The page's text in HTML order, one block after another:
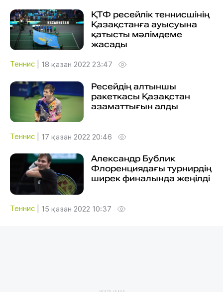
ҚТФ ресейлік теннисшінің
Қазақстанға ауысуына
қатысты мәлімдеме
жасады
Теннис 18 қазан 2022 23:47
Ресейдің алтыншы
ракеткасы Қазақстан
азаматтығын алды
Теннис 17 қазан 2022 20:46
Александр Бублик
Флоренциядағы турнирдің
ширек финалында жеңілді
Теннис 15 қазан 2022 10:37